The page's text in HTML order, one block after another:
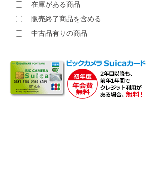
在庫がある商品
販売終了商品を含める
中古品有りの商品